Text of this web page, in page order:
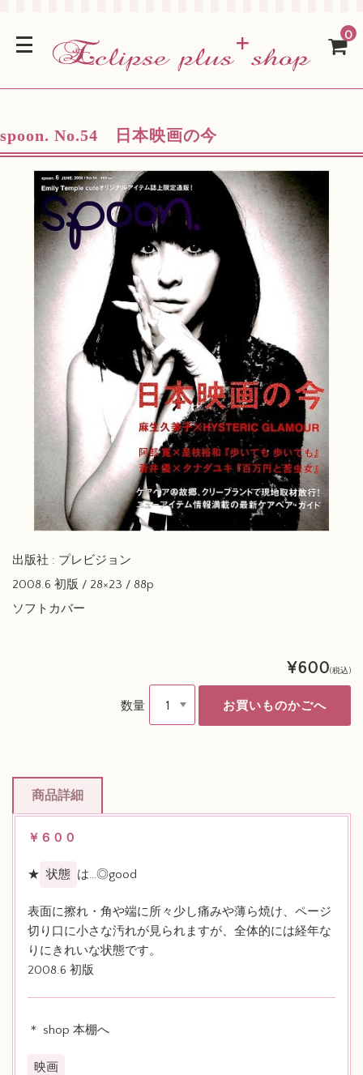
0
spoon. No.54 日本映画の今
出版社 : プレビジョン
2008.6 初版 / 28×23 / 88p
ソフトカバー
¥600(税込)
数量
商品詳細
￥６００
★ 状態 は…◎good
表面に擦れ・角や端に所々少し痛みや薄ら焼け、ページ
切り口に小さな汚れが見られますが、全体的には経年な
りにきれいな状態です。
2008.6 初版
＊ shop 本棚へ
映画